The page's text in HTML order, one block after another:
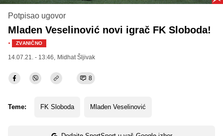
Potpisao ugovor
Mladen Veselinović novi igrač FK Sloboda!
· ZVANIČNO
14.07.21. - 13:46, Midhat Šljivak
8
Teme: FK Sloboda Mladen Veselinović